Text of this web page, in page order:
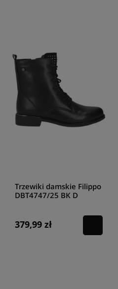
Trzewiki damskie Filippo
DBT4747/25 BK D
379,99 zł